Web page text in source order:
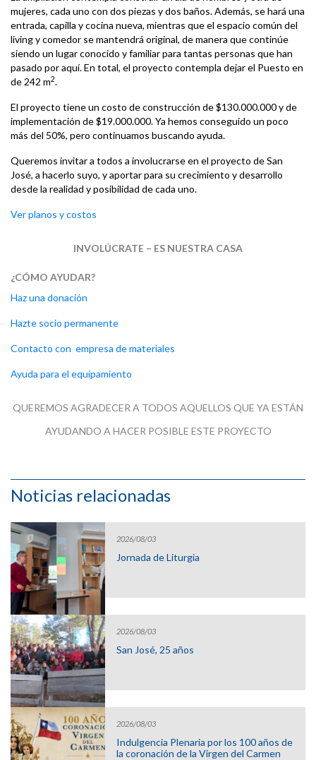
mujeres, cada uno con dos piezas y dos baños. Además, se hará una
entrada, capilla y cocina nueva, mientras que el espacio común del
living y comedor se mantendrá original, de manera que continúe
siendo un lugar conocido y familiar para tantas personas que han
pasado por aquí. En total, el proyecto contempla dejar el Puesto en
de 242 m2.
El proyecto tiene un costo de construcción de $130.000.000 y de
implementación de $19.000.000. Ya hemos conseguido un poco
más del 50%, pero continuamos buscando ayuda.
Queremos invitar a todos a involucrarse en el proyecto de San
José, a hacerlo suyo, y aportar para su crecimiento y desarrollo
desde la realidad y posibilidad de cada uno.
Ver planos y costos
INVOLÚCRATE – ES NUESTRA CASA
¿CÓMO AYUDAR?
Haz una donación
Hazte socio permanente
Contacto con empresa de materiales
Ayuda para el equipamiento
QUEREMOS AGRADECER A TODOS AQUELLOS QUE YA ESTÁN
AYUDANDO A HACER POSIBLE ESTE PROYECTO
Noticias relacionadas
2026/08/03
Jornada de Liturgia
2026/08/03
San José, 25 años
2026/08/03
Indulgencia Plenaria por los 100 años de
la coronación de la Virgen del Carmen